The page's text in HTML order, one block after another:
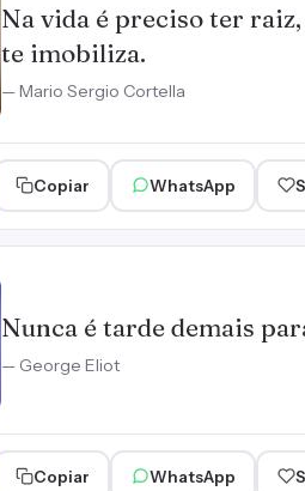
Na vida é preciso ter
te imobiliza.
— Mario Sergio Cortella
Copiar WhatsApp
Nunca é tarde demais
— George Eliot
Copiar WhatsApp